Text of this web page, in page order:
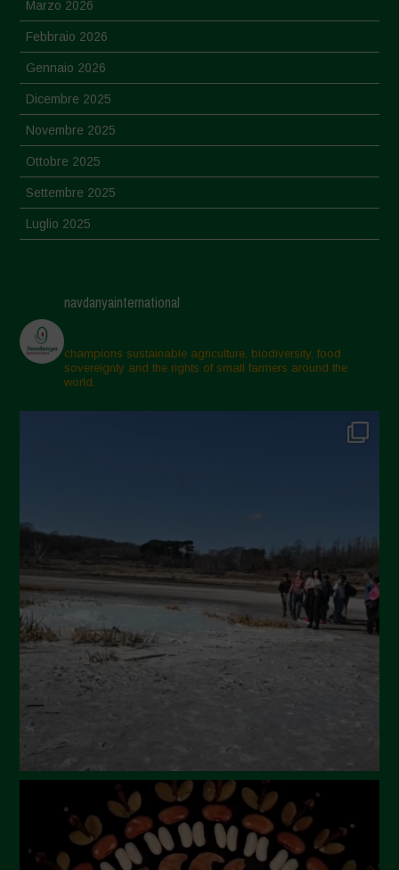
Marzo 2026
Febbraio 2026
Gennaio 2026
Dicembre 2025
Novembre 2025
Ottobre 2025
Settembre 2025
Luglio 2025
Aprile 2025
Marzo 2025
Febbraio 2025
Gennaio 2025
Settembre 2024
Luglio 2024
Maggio 2024
Aprile 2024
Marzo 2024
Febbraio 2024
Ottobre 2023
Settembre 2023
navdanyainternational
champions sustainable agriculture, biodiversity, food
sovereignty and the rights of small farmers around the
world.